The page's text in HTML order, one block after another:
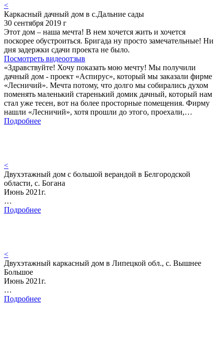
<
Каркасный дачный дом в с.Дальние сады
30 сентября 2019 г
Этот дом – наша мечта! В нем хочется жить и хочется
поскорее обустроиться. Бригада ну просто замечательные! Ни
дня задержки сдачи проекта не было.
Посмотреть видеоотзыв
«Здравствуйте! Хочу показать мою мечту! Мы получили
дачный дом - проект «Аспирус», который мы заказали фирме
«Лесничий». Мечта потому, что долго мы собирались духом
поменять маленький старенький домик дачный, который нам
стал уже тесен, вот на более просторные помещения. Фирму
нашли «Лесничий», хотя прошли до этого, проехали,…
Подробнее
<
Двухэтажный дом с большой верандой в Белгородской
области, с. Богана
Июнь 2021г.
…
Подробнее
<
Двухэтажный каркасный дом в Липецкой обл., с. Вышнее
Большое
Июнь 2021г.
…
Подробнее